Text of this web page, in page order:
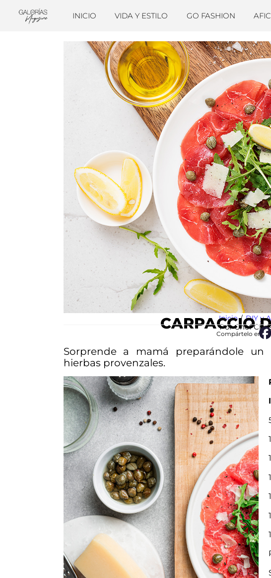
INICIO VIDA Y ESTILO GO FASHION
Inicio / DIY y
CARPACCIO
Por Chef
Compártelo en:
Sorprende a mamá preparándole un
hierbas provenzales.